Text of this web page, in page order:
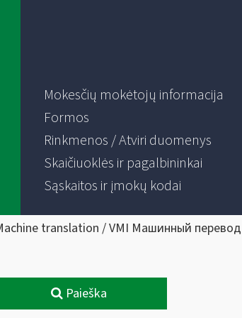
Mokesčių mokėtojų informacija
Formos
Rinkmenos / Atviri duomenys
Skaičiuoklės ir pagalbininkai
Sąskaitos ir įmokų kodai
translation / VMI Машинный
Paieška